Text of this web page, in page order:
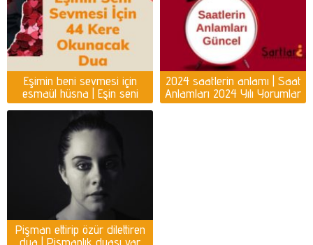
Eşimin beni sevmesi için
esmaül hüsna | Eşin seni
sevmesi için dua
2024 saatlerin anlamı | Saat
Anlamları 2024 Yılı Yorumlar
Pişman ettirip özür dilettiren
dua | Pişmanlık duası var